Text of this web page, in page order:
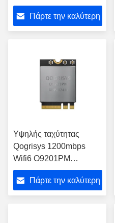
Μονάδα 1200mbps WiFi
Μονάδα SDIO3.0
διεπαφή
Πάρτε την καλύτερη
Υψηλής ταχύτητας
Qogrisys 1200mbps
Wifi6 O9201PM
2.4gG/5.8GHz Διπλή
ζώνη 2t2r Wifi μονάδα
Πάρτε την καλύτερη